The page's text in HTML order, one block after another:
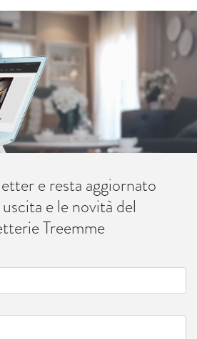
e resta aggiornato
e le novità del
Treemme